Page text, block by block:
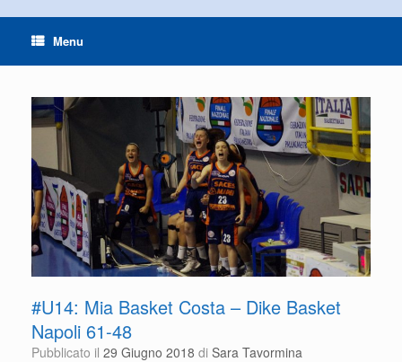
Menu
#U14: Mia Basket Costa – Dike Basket
Napoli 61-48
Pubblicato il 29 Giugno 2018 di Sara Tavormina